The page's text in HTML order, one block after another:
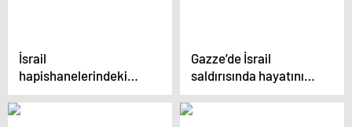
İsrail
hapishanelerindeki
Filistinli mahkumların
kötüleşen koşulları
Gazze’de İsrail
saldırısında hayatını
kaybeden anne,
bebeğini kucağına